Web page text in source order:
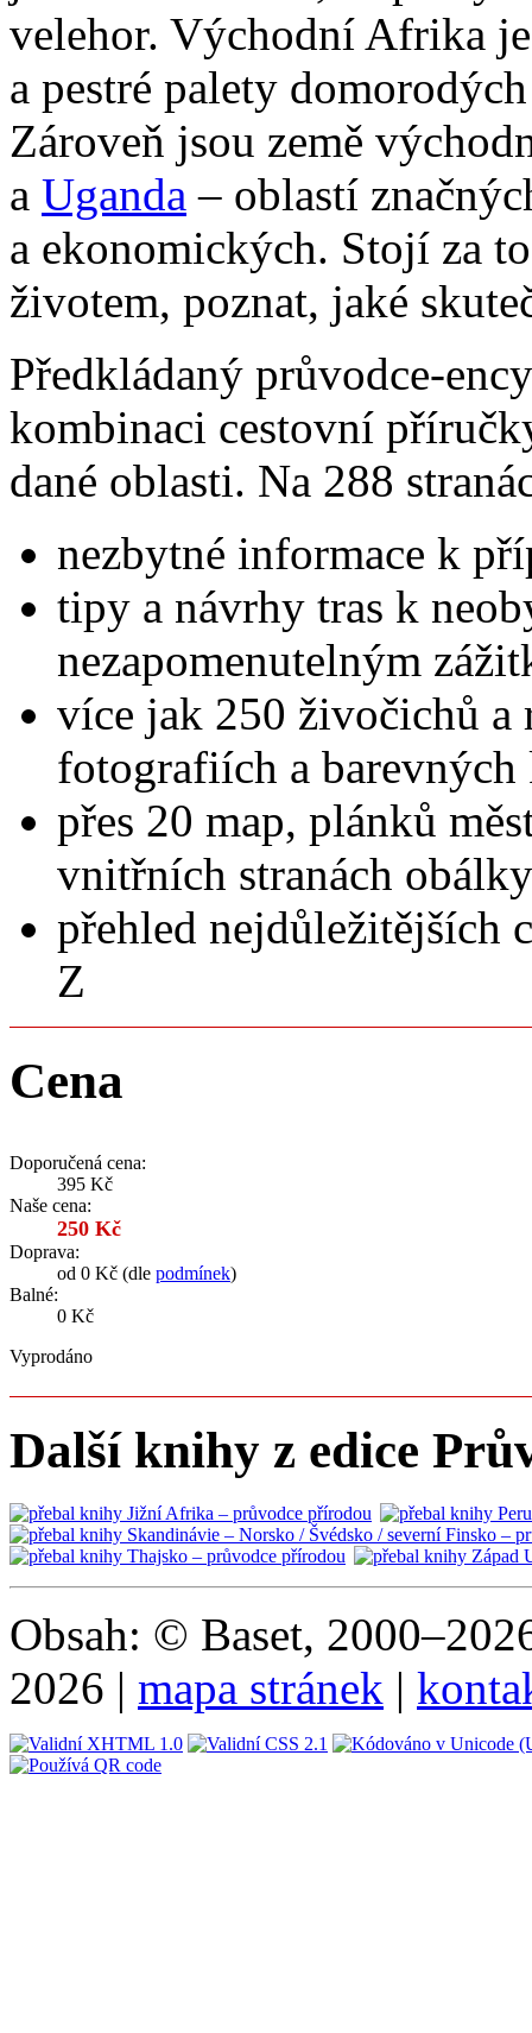
velehor. Východní Afrika
a pestré palety
Zároveň jsou země
a Uganda – oblastí
a ekonomických. Stojí za
životem, poznat, jaké
Předkládaný průvodce-
kombinaci cestovní
dané oblasti. Na 288
nezbytné informace k
tipy a návrhy tras k
nezapomenutelným
více jak 250 živočichů
fotografiích a barevných
přes 20 map, plánků
vnitřních stranách obálky
přehled nejdůležitějších
Z
Cena
Doporučená cena:
395 Kč
Naše cena:
250 Kč
Doprava:
od 0 Kč (dle podmínek)
Balné:
0 Kč
Vyprodáno
Další knihy z edice
Obsah: © Baset,
2026 | mapa stránek |